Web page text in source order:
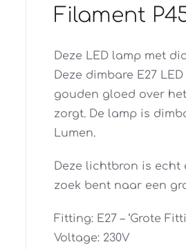
Filament
Deze LED lamp met
Deze dimbare E27
gouden gloed over
zorgt. De lamp is
Lumen.
Deze lichtbron is echt
zoek bent naar een
Fitting: E27 – ‘Grote
Voltage: 230V